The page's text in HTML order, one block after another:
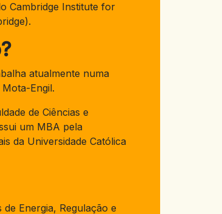
Cambridge Institute for
atualmente numa
Engil.
de Ciências e
um MBA pela
da Universidade Católica
Energia, Regulação e